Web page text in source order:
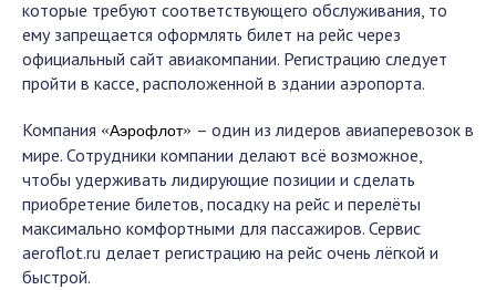
которые требуют соответствующего обслуживания, то
ему запрещается оформлять билет на рейс через
официальный сайт авиакомпании. Регистрацию следует
пройти в кассе, расположенной в здании аэропорта.
Компания «Аэрофлот» – один из лидеров авиаперевозок в
мире. Сотрудники компании делают всё возможное,
чтобы удерживать лидирующие позиции и сделать
приобретение билетов, посадку на рейс и перелёты
максимально комфортными для пассажиров. Сервис
aeroflot.ru делает регистрацию на рейс очень лёгкой и
быстрой.